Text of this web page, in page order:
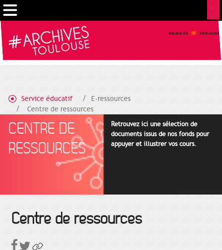
Service éducatif
E-ressources
Centre de ressources
CENTRE DE
RESSOURCES
Retrouvez ici une sélection de
documents issus de nos fonds pour
appuyer et illustrer vos cours.
Centre de ressources
Gestion de vos préférences sur les cookies